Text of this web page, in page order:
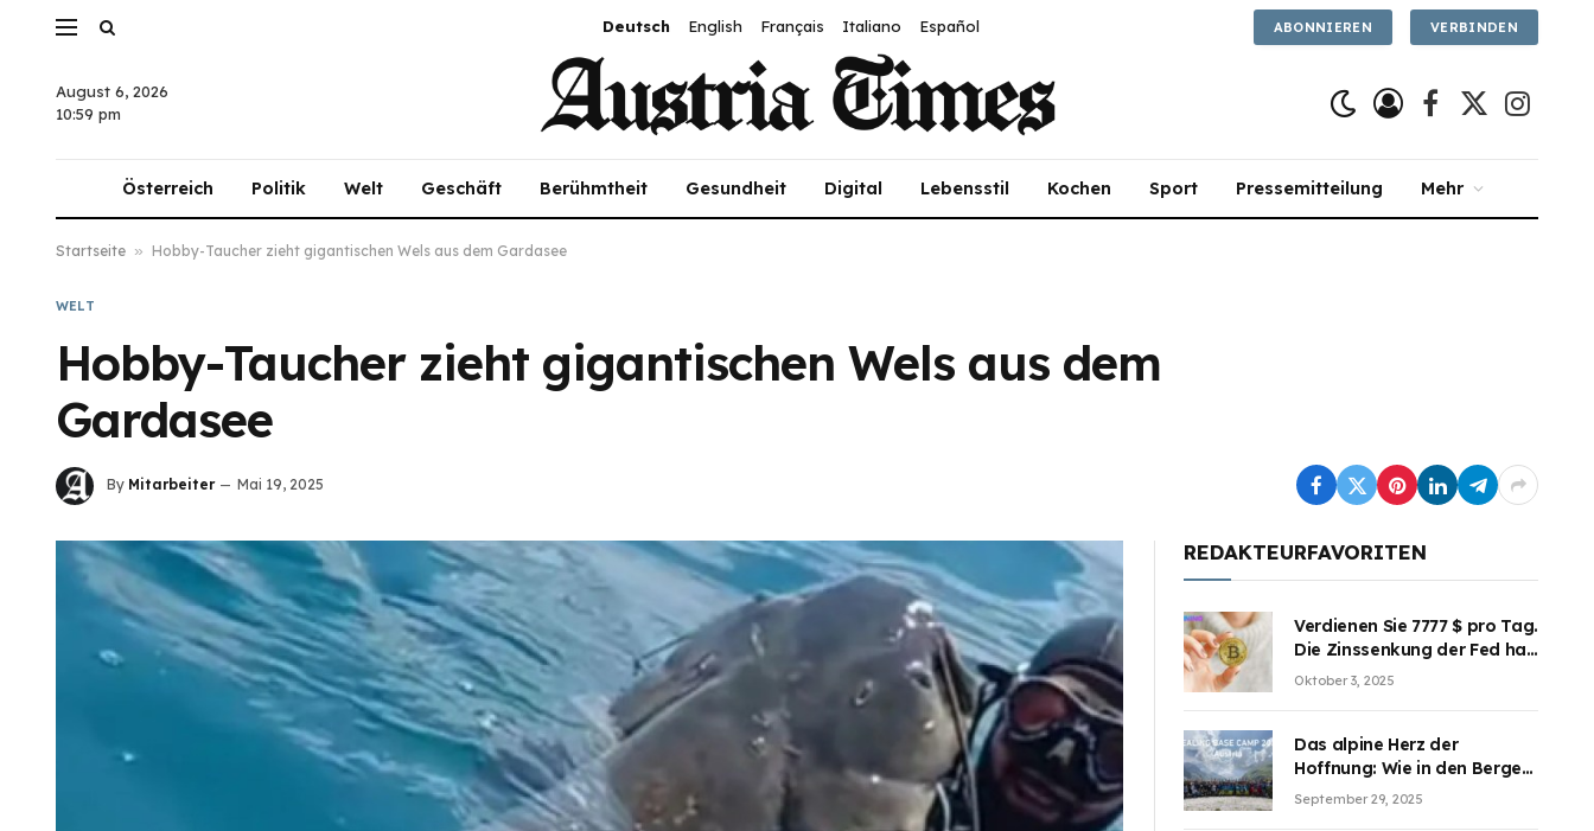
Deutsch English Français Italiano Español ABONNIEREN VERBINDEN
August 6, 2026
10:59 pm
Facebook
X
Österreich Politik Welt Geschäft Berühmtheit Gesundheit Digital Lebensstil Kochen Sport Pressemitteilung Mehr
Startseite » Hobby-Taucher zieht gigantischen Wels aus dem Gardasee
WELT
Hobby-Taucher zieht gigantischen Wels aus dem
Gardasee
By Mitarbeiter Mai 19, 2025
REDAKTEURFAVORITEN
Verdienen Sie 7777 $ pro Tag.
Die Zinssenkung der Fed hat
die Aufmerksamkeit des
teilzuhaben
Oktober 3, 2025
Das alpine Herz der
Hoffnung: Wie in den Bergen
Österreichs die unsichtbaren
September 29, 2025